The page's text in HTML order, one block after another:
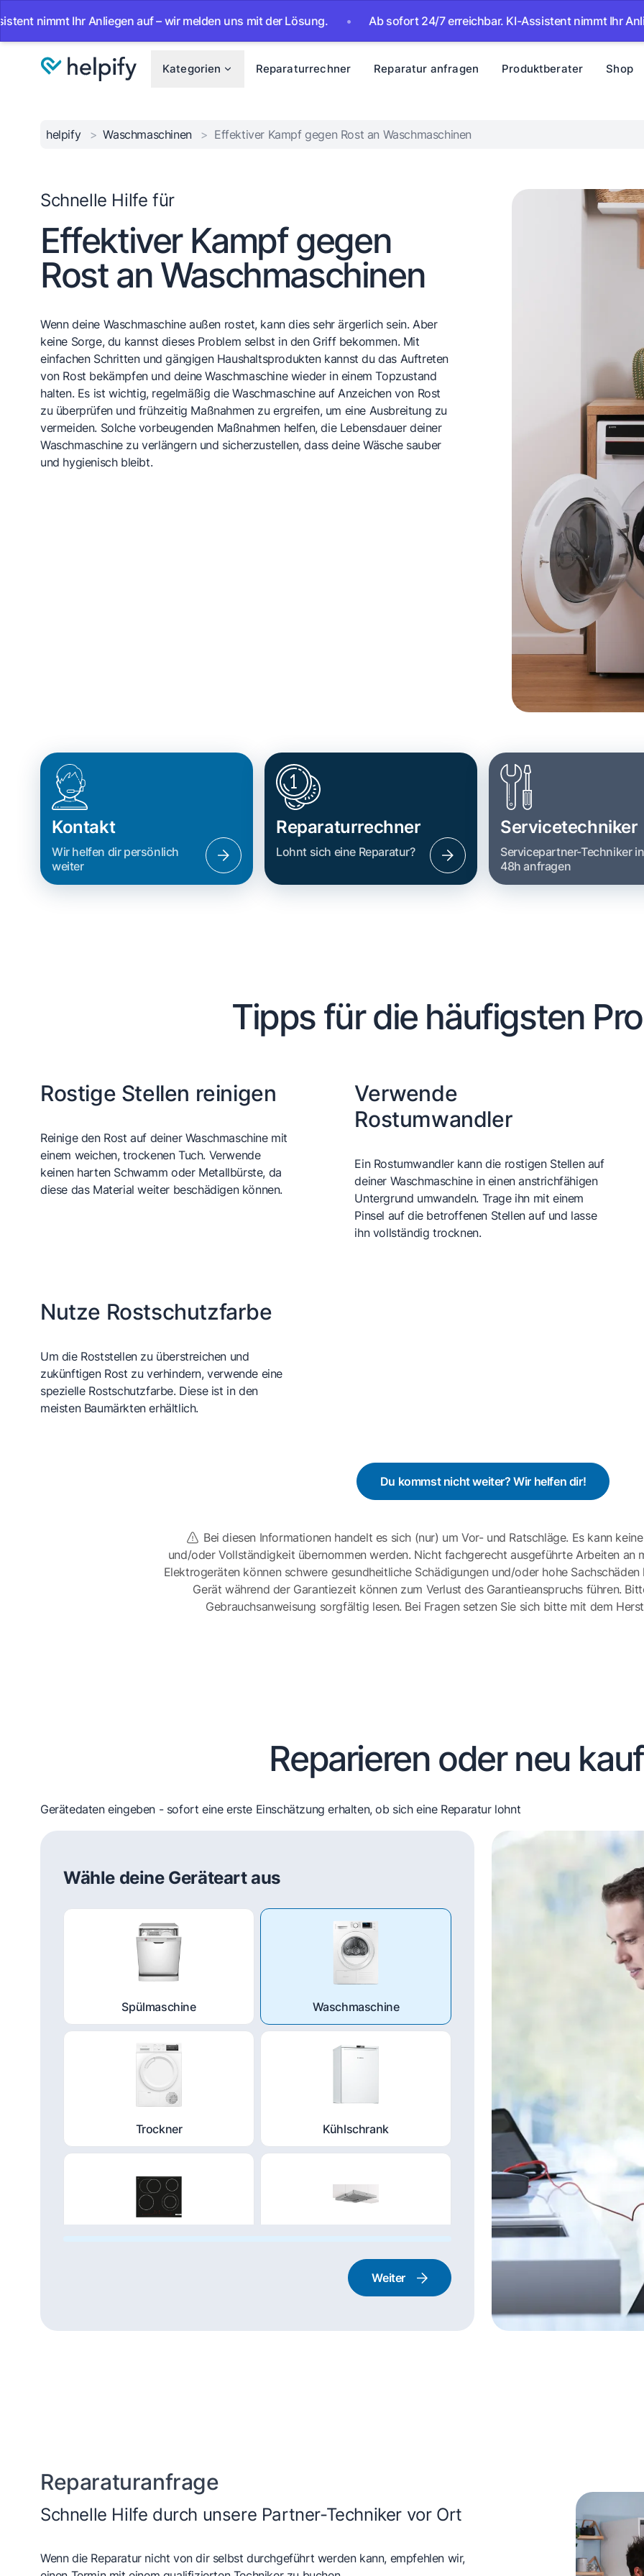
Ihr Anliegen auf – wir melden uns mit der Lösung. • Ab sofort 24/7 erreichbar. KI-Assistent nimmt Ihr Anliegen auf
Kategorien Reparaturrechner Reparatur anfragen Produktberater Shop
helpify > Waschmaschinen > Effektiver Kampf gegen Rost an Waschmaschinen
Schnelle Hilfe für
Effektiver Kampf gegen
Rost an Waschmaschinen
Wenn deine Waschmaschine außen rostet, kann dies sehr ärgerlich sein. Aber
keine Sorge, du kannst dieses Problem selbst in den Griff bekommen. Mit
einfachen Schritten und gängigen Haushaltsprodukten kannst du das Auftreten
von Rost bekämpfen und deine Waschmaschine wieder in einem Topzustand
halten. Es ist wichtig, regelmäßig die Waschmaschine auf Anzeichen von Rost
zu überprüfen und frühzeitig Maßnahmen zu ergreifen, um eine Ausbreitung zu
vermeiden. Solche vorbeugenden Maßnahmen helfen, die Lebensdauer deiner
Waschmaschine zu verlängern und sicherzustellen, dass deine Wäsche sauber
und hygienisch bleibt.
Kontakt
Wir helfen dir persönlich
weiter
Reparaturrechner
Lohnt sich eine Reparatur?
Servicetechniker
Servicepartner-Techniker in
48h anfragen
Tipps für die häufigsten
Rostige Stellen reinigen
Reinige den Rost auf deiner Waschmaschine mit
einem weichen, trockenen Tuch. Verwende
keinen harten Schwamm oder Metallbürste, da
diese das Material weiter beschädigen können.
Verwende
Rostumwandler
Ein Rostumwandler kann die rostigen Stellen auf
deiner Waschmaschine in einen anstrichfähigen
Untergrund umwandeln. Trage ihn mit einem
Pinsel auf die betroffenen Stellen auf und lasse
ihn vollständig trocknen.
Nutze Rostschutzfarbe
Um die Roststellen zu überstreichen und
zukünftigen Rost zu verhindern, verwende eine
spezielle Rostschutzfarbe. Diese ist in den
meisten Baumärkten erhältlich.
Du kommst nicht weiter? Wir helfen dir!
Bei diesen Informationen handelt es sich (nur) um Vor- und Ratschläge. Es kann
und/oder Vollständigkeit übernommen werden. Nicht fachgerecht ausgeführte Arbeiten an
Elektrogeräten können schwere gesundheitliche Schädigungen und/oder hohe
Gerät während der Garantiezeit können zum Verlust des Garantieanspruchs führen.
Gebrauchsanweisung sorgfältig lesen. Bei Fragen setzen Sie sich bitte mit dem
Reparieren oder neu
Gerätedaten eingeben - sofort eine erste Einschätzung erhalten, ob sich eine Reparatur lohnt
Wähle deine Geräteart aus
Spülmaschine Waschmaschine
Trockner Kühlschrank
Weiter
Reparaturanfrage
Schnelle Hilfe durch unsere Partner-Techniker vor Ort
Wenn die Reparatur nicht von dir selbst durchgeführt werden kann, empfehlen wir,